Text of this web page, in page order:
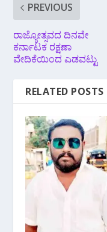
PREVIOUS
ರಾಜ್ಯೋತ್ಸವದ ದಿನವೇ
ಕರ್ನಾಟಕ ರಕ್ಷಣಾ
ವೇದಿಕೆಯಿಂದ ಎಡವಟ್ಟು
RELATED POSTS